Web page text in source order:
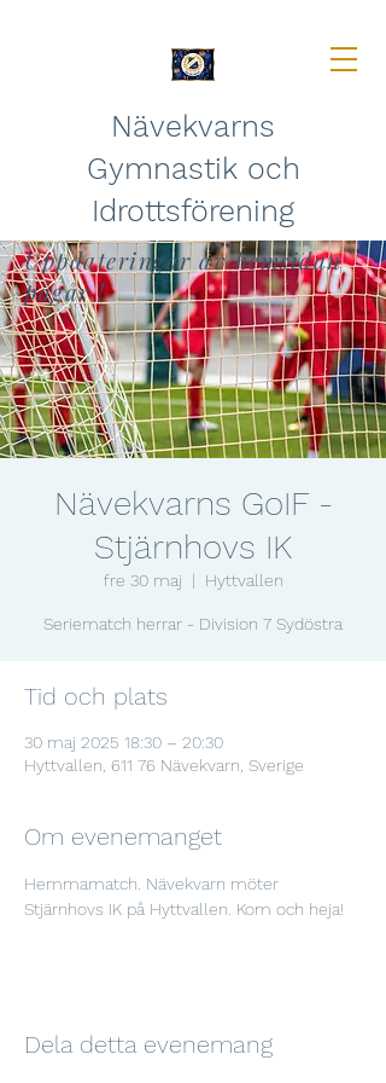
Nävekvarns
Gymnastik och
Idrottsförening
Uppdateringar av hemsidan
pågår !
Nävekvarns GoIF -
Stjärnhovs IK
fre 30 maj
  |
Hyttvallen
Seriematch herrar - Division 7 Sydöstra
Tid och plats
30 maj 2025 18:30 – 20:30
Hyttvallen, 611 76 Nävekvarn, Sverige
Om evenemanget
Hemmamatch. Nävekvarn möter
Stjärnhovs IK på Hyttvallen. Kom och heja!
Dela detta evenemang